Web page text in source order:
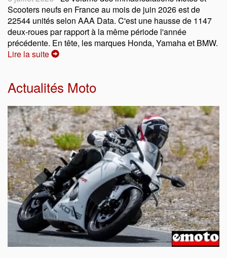
Scooters neufs en France au mois de juin 2026 est de
22544 unités selon AAA Data. C'est une hausse de 1147
deux-roues par rapport à la même période l'année
précédente. En tête, les marques Honda, Yamaha et BMW.
Lire la suite
Actualités Moto